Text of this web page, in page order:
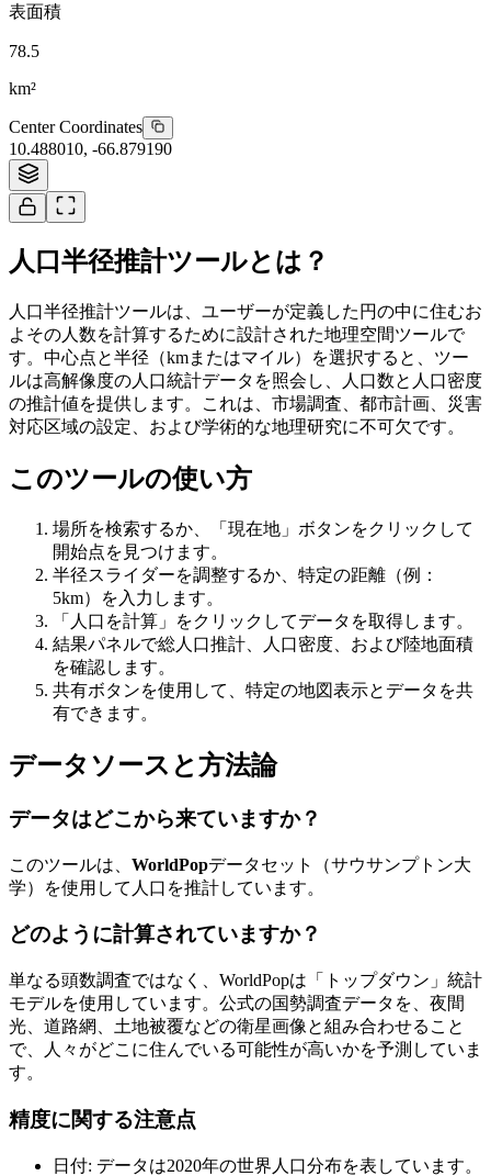
表面積
78.5
km²
Center Coordinates
10.488010, -66.879190
人口半径推計ツールとは？
人口半径推計ツールは、ユーザーが定義した円の中に住むお
よその人数を計算するために設計された地理空間ツールで
す。中心点と半径（kmまたはマイル）を選択すると、ツー
ルは高解像度の人口統計データを照会し、人口数と人口密度
の推計値を提供します。これは、市場調査、都市計画、災害
対応区域の設定、および学術的な地理研究に不可欠です。
このツールの使い方
場所を検索するか、「現在地」ボタンをクリックして
開始点を見つけます。
半径スライダーを調整するか、特定の距離（例：
5km）を入力します。
「人口を計算」をクリックしてデータを取得します。
結果パネルで総人口推計、人口密度、および陸地面積
を確認します。
共有ボタンを使用して、特定の地図表示とデータを共
有できます。
データソースと方法論
データはどこから来ていますか？
このツールは、 WorldPopデータセット（サウサンプトン大
学）を使用して人口を推計しています。
どのように計算されていますか？
単なる頭数調査ではなく、WorldPopは「トップダウン」統計
モデルを使用しています。公式の国勢調査データを、夜間
光、道路網、土地被覆などの衛星画像と組み合わせること
で、人々がどこに住んでいる可能性が高いかを予測していま
す。
精度に関する注意点
日付: データは2020年の世界人口分布を表しています。